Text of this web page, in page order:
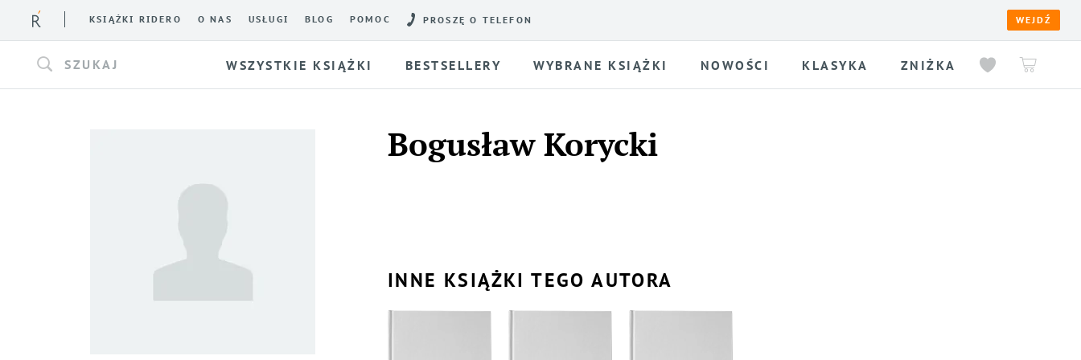
KSIĄŻKI RIDERO O NAS USŁUGI BLOG POMOC PROSZĘ O TELEFON WEJDŹ
SZUKAJ WSZYSTKIE KSIĄŻKI BESTSELLERY WYBRANE KSIĄŻKI NOWOŚCI KLASYKA ZNIŻKA
Bogusław Korycki
INNE KSIĄŻKI TEGO AUTORA